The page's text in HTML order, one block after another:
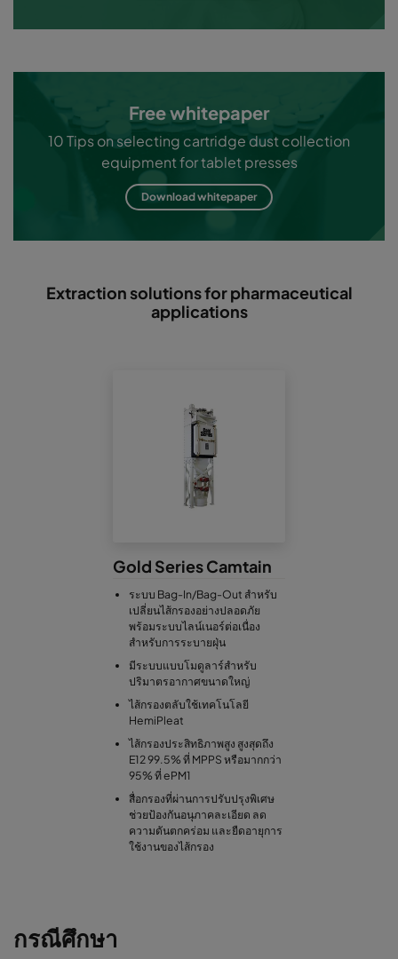
Free whitepaper
10 Tips on selecting cartridge dust collection
equipment for tablet presses
Download whitepaper
Extraction solutions for pharmaceutical
applications
Gold Series Camtain
ระบบ Bag-In/Bag-Out สำหรับ
เปลี่ยนไส้กรองอย่างปลอดภัย
พร้อมระบบไลน์เนอร์ต่อเนื่อง
สำหรับการระบายฝุ่น
มีระบบแบบโมดูลาร์สำหรับ
ปริมาตรอากาศขนาดใหญ่
ไส้กรองตลับใช้เทคโนโลยี
HemiPleat
ไส้กรองประสิทธิภาพสูง สูงสุดถึง
E12 99.5% ที่ MPPS หรือมากกว่า
95% ที่ ePM1
สื่อกรองที่ผ่านการปรับปรุงพิเศษ
ช่วยป้องกันอนุภาคละเอียด ลด
ความดันตกคร่อม และยืดอายุการ
ใช้งานของไส้กรอง
กรณีศึกษา